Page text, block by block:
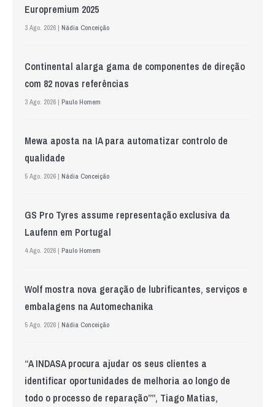
Europremium 2025
3 Ago. 2026 | Nádia Conceição
Continental alarga gama de componentes de direção
com 82 novas referências
3 Ago. 2026 | Paulo Homem
Mewa aposta na IA para automatizar controlo de
qualidade
5 Ago. 2026 | Nádia Conceição
GS Pro Tyres assume representação exclusiva da
Laufenn em Portugal
4 Ago. 2026 | Paulo Homem
Wolf mostra nova geração de lubrificantes, serviços e
embalagens na Automechanika
5 Ago. 2026 | Nádia Conceição
“A INDASA procura ajudar os seus clientes a
identificar oportunidades de melhoria ao longo de
todo o processo de reparação””, Tiago Matias,